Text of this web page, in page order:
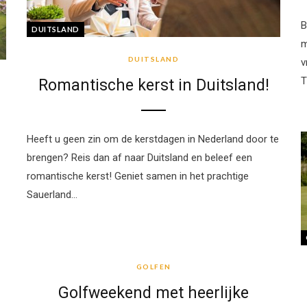
DUITSLAND
DUITSLAND
Romantische kerst in Duitsland!
Heeft u geen zin om de kerstdagen in Nederland door te
brengen? Reis dan af naar Duitsland en beleef een
romantische kerst! Geniet samen in het prachtige
Sauerland…
GOLFEN
Golfweekend met heerlijke